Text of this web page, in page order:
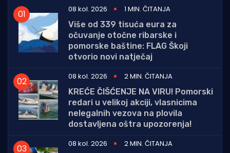
08 kol. 2026
1 MIN. ČITANJA
Više od 339 tisuća eura za
očuvanje otočne ribarske i
pomorske baštine: FLAG Škoji
otvorio novi natječaj
08 kol. 2026
2 MIN. ČITANJA
KREĆE ČIŠĆENJE NA VIRU! Pomorski
redari u velikoj akciji, vlasnicima
nelegalnih vezova na plovila
dostavljena oštra upozorenja!
08 kol. 2026
2 MIN. ČITANJA